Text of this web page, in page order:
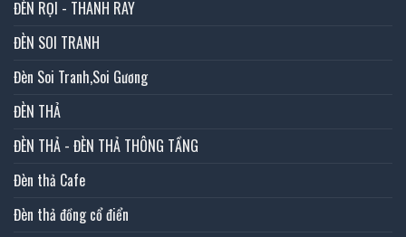
ĐÈN RỌI - THANH RAY
ĐÈN SOI TRANH
Đèn Soi Tranh,Soi Gương
ĐÈN THẢ
ĐÈN THẢ - ĐÈN THẢ THÔNG TẦNG
Đèn thả Cafe
Đèn thả đồng cổ điển